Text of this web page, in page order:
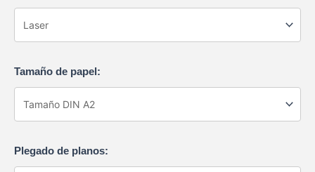
Tamaño de papel:
Plegado de planos: